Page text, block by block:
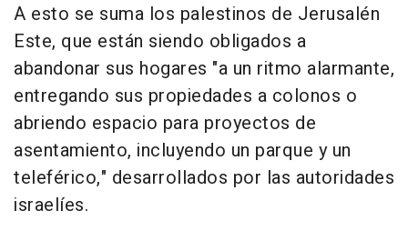
A esto se suma los palestinos de Jerusalén
Este, que están siendo obligados a
abandonar sus hogares "a un ritmo alarmante,
entregando sus propiedades a colonos o
abriendo espacio para proyectos de
asentamiento, incluyendo un parque y un
teleférico," desarrollados por las autoridades
israelíes.